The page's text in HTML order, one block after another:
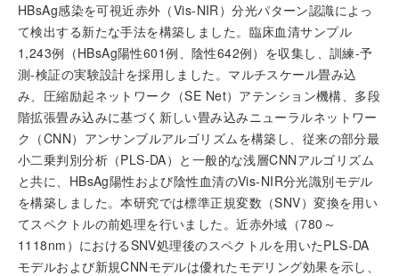
HBsAg感染を可視近赤外（Vis-NIR）分光パターン認識によっ
て検出する新たな手法を構築しました。臨床血清サンプル
1,243例（HBsAg陽性601例、陰性642例）を収集し、訓練-予
測-検証の実験設計を採用しました。マルチスケール畳み込
み、圧縮励起ネットワーク（SE Net）アテンション機構、多段
階拡張畳み込みに基づく新しい畳み込みニューラルネットワー
ク（CNN）アンサンブルアルゴリズムを構築し、従来の部分最
小二乗判別分析（PLS-DA）と一般的な浅層CNNアルゴリズム
と共に、HBsAg陽性および陰性血清のVis-NIR分光識別モデル
を構築しました。本研究では標準正規変数（SNV）変換を用い
てスペクトルの前処理を行いました。近赤外域（780～
1118nm）におけるSNV処理後のスペクトルを用いたPLS-DA
モデルおよび新規CNNモデルは優れたモデリング効果を示し、